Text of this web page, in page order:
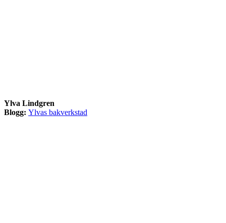
Ylva Lindgren
Blogg: Ylvas bakverkstad